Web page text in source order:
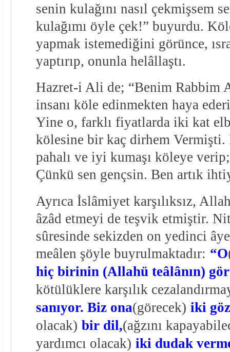
senin kulağını nasıl çekmişsem
kulağımı öyle çek!” buyurdu.
yapmak istemediğini görünce,
yaptırıp, onunla helâllaştı.
Hazret-i Ali de; “Benim Rabbim
insanı köle edinmekten haya
Yine o, farklı fiyatlarda iki kat
kölesine bir kaç dirhem
pahalı ve iyi kumaşı köleye
Çünkü sen gençsin. Ben artık
Ayrıca İslâmiyet karşılıksız,
âzâd etmeyi de teşvik etmiştir.
sûresinde sekizden on yedinci
meâlen şöyle buyrulmaktadır: “O
hiç birinin (Allahü teâlânın)
kötülüklere karşılık
sanıyor. Biz ona(görecek) iki
olacak) bir dil,(ağzını
yardımcı olacak) iki dudak